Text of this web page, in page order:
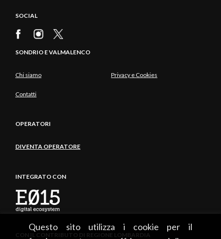
Questo sito utilizza i cookie per il
SOCIAL
SONDRIO E VALMALENCO
Chi siamo Privacy e Cookies
Contatti
OPERATORI
DIVENTA OPERATORE
INTEGRATO CON
CON IL CONTRIBUTO DI REGIONE LOMBARDIA